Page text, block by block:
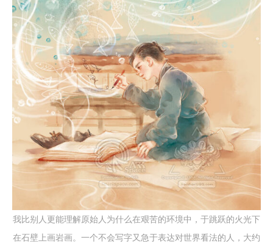
我比别人更能理解原始人为什么在艰苦的环境中，于跳跃的火光下
在石壁上画岩画。一个不会写字又急于表达对世界看法的人，大约